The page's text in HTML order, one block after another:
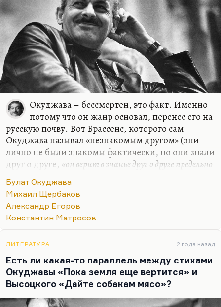
дрожащие руки…
Окуджава – бессмертен, это факт. Именно
потому что он жанр основал, перенес его на
русскую почву. Вот Брассенс, которого сам
Окуджава называл «незнакомым другом» (они
лично не были знакомы фактически, но они знали
друг о друге, «он верит в знанье друг о друге предельно
бессмертие гарантировано именно потому, что он
сумел фольклорную амбивалентность,
неоднозначность, загадочность, параллельность
развития куплета и рефрена, – он сумел это
нынешних будет бессмертен, кого из нынешних
будут читать? Найденко в Одессе, это поэт
огромного значения. Я думаю, что большое
будущее есть у некоторых…
Булат Окуджава
Михаил Щербаков
Александр Егоров
Константин Матросов
ЛИТЕРАТУРА 2 года назад
Есть ли какая-то параллель между стихами
Окуджавы «Пока земля еще вертится» и
Высоцкого «Дайте собакам мясо»?